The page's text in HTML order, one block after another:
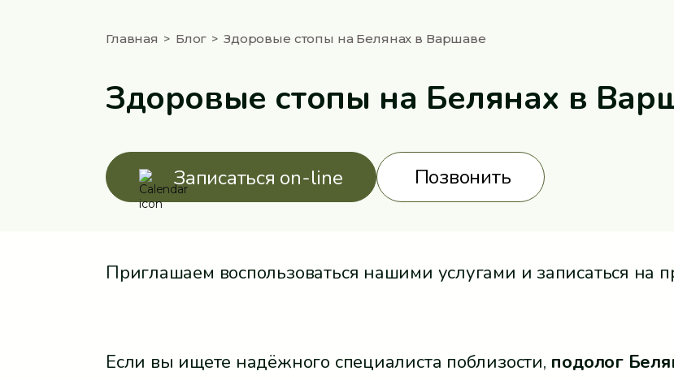
Главная Блог Здоровые стопы на Белянах в Варшаве
Здоровые стопы на Белянах в
Записаться on-line Позвонить
Приглашаем воспользоваться нашими услугами и записаться на
Если вы ищете надёжного специалиста поблизости, подолог